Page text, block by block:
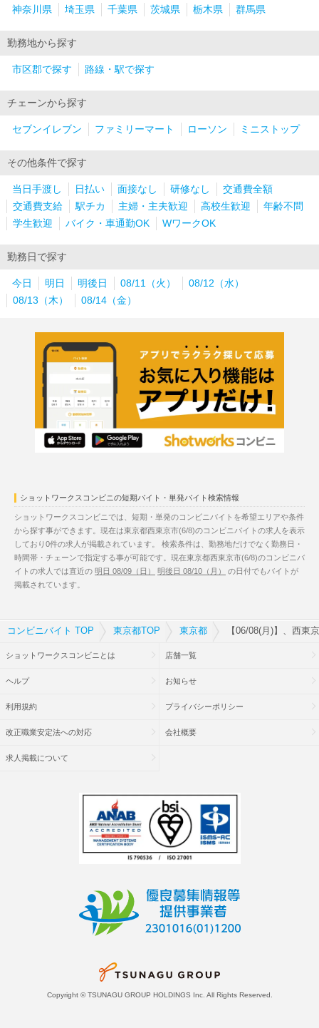
神奈川県 埼玉県 千葉県 茨城県 栃木県 群馬県
勤務地から探す
市区郡で探す 路線・駅で探す
チェーンから探す
セブンイレブン ファミリーマート ローソン ミニストップ
その他条件で探す
当日手渡し 日払い 面接なし 研修なし
交通費全額
交通費支給
駅チカ 主婦・主夫歓迎 高校生歓迎
年齢不問
学生歓迎
バイク・車通勤OK WワークOK
勤務日で探す
今日 明日 明後日 08/11（火）
08/12（水）
08/13（木）
08/14（金）
ショットワークスコンビニの短期バイト・単発バイト検索情報
ショットワークスコンビニでは、短期・単発のコンビニバイトを希望エリアや条件
から探す事ができます。現在は東京都西東京市(6/8)のコンビニバイトの求人を表示
しており0件の求人が掲載されています。 検索条件は、勤務地だけでなく勤務日・
時間帯・チェーンで指定する事が可能です。現在東京都西東京市(6/8)のコンビニバ
イトの求人では直近の 明日 08/09（日） 明後日 08/10（月）
の日付でもバイトが
掲載されています。
コンビニバイト TOP 東京都TOP 東京都 【06/08(月)】、西東
ショットワークスコンビニとは 店舗一覧
ヘルプ お知らせ
利用規約 プライバシーポリシー
改正職業安定法への対応 会社概要
求人掲載について
Copyright © TSUNAGU GROUP HOLDINGS Inc. All Rights Reserved.